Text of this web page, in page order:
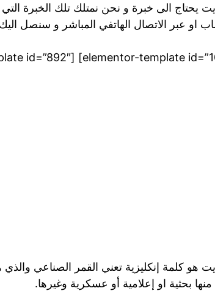
يحتاج الى خبرة و نحن نمتلك تلك الخبرة
او عبر الاتصال الهاتفي المباشر و سنصل
هو كلمة إنكليزية تعني القمر الصناعي
بحثية او إعلامية أو عسكرية وغيرها.